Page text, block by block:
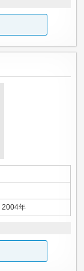
2004年